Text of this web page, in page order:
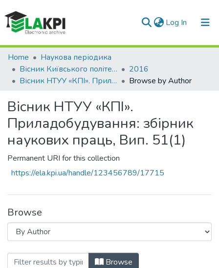
Log In (current)
Communities & Collections
All of DSpace
Home
Наукова періодика
Вісник Київського політехнічного інституту. Серія Приладобудування
2016
Вісник НТУУ «КПІ». Приладобудування: збірник наукових праць, Вип. 51(1)
Browse by Author
Вісник НТУУ «КПІ».
Приладобудування: збірник
наукових праць, Вип. 51(1)
Permanent URI for this collection
https://ela.kpi.ua/handle/123456789/17715
Browse
Browsing Вісник НТУУ «КПІ».
Browse